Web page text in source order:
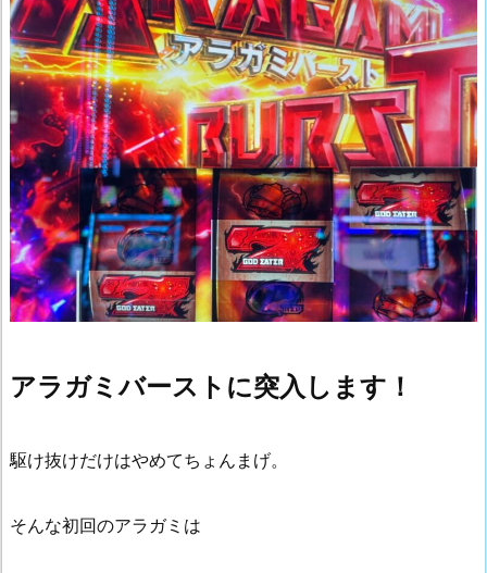
アラガミバーストに突入します！
駆け抜けだけはやめてちょんまげ。
そんな初回のアラガミは